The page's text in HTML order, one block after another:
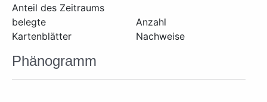
Anteil des Zeitraums
belegte
Kartenblätter
Anzahl
Nachweise
Phänogramm